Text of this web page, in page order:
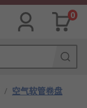
0
/ 空气软管卷盘